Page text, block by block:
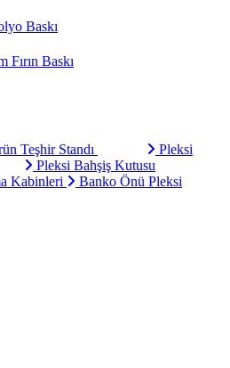
Baskı
Fırın Baskı
Teşhir Standı
Pleksi
Pleksi Bahşiş Kutusu
Kabinleri
Banko Önü Pleksi